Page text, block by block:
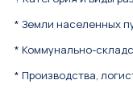
* Земли населенных
* Коммунально-
* Производства,